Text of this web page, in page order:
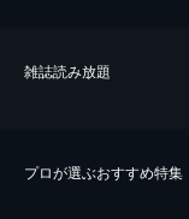
雑誌読み放題
プロが選ぶおすすめ特集